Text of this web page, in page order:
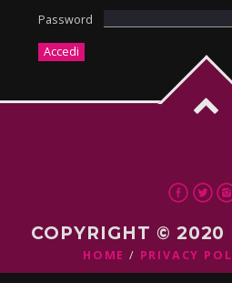
Password
COPYRIGHT ©
HOME PRIVACY